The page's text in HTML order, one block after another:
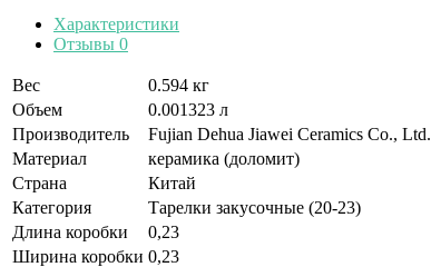
Характеристики
Отзывы 0
Вес
0.594 кг
Объем
0.001323 л
Производитель
Fujian Dehua Jiawei Ceramics Co., Ltd.
Материал
керамика (доломит)
Страна
Китай
Категория
Тарелки закусочные (20-23)
Длина коробки
0,23
Ширина коробки 0,23